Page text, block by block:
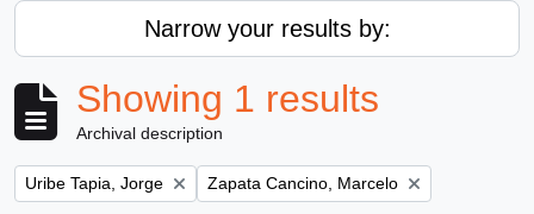
Narrow your results by:
Showing 1 results
Archival description
Remove filter:
Uribe Tapia, Jorge Remove filter:
Zapata Cancino, Marcelo